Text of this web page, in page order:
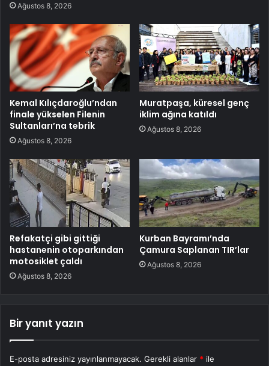
Ağustos 8, 2026
Kemal Kılıçdaroğlu’ndan
finale yükselen Filenin
Sultanları’na tebrik
Ağustos 8, 2026
Muratpaşa, küresel genç
iklim ağına katıldı
Ağustos 8, 2026
Refakatçi gibi gittiği
hastanenin otoparkından
motosiklet çaldı
Ağustos 8, 2026
Kurban Bayramı’nda
Çamura Saplanan TIR’lar
Ağustos 8, 2026
Bir yanıt yazın
E-posta adresiniz yayınlanmayacak. Gerekli alanlar * ile